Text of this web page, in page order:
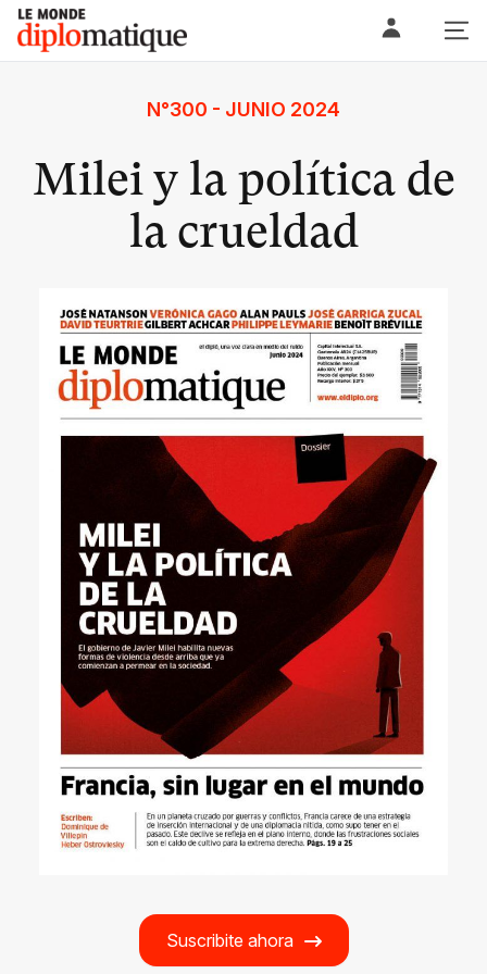
Skip
content
Le monde diplomatique
N°300 - JUNIO 2024
Milei y la política de
la crueldad
Suscribite ahora